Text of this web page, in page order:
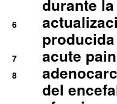
durante
6
7 acute
8
del